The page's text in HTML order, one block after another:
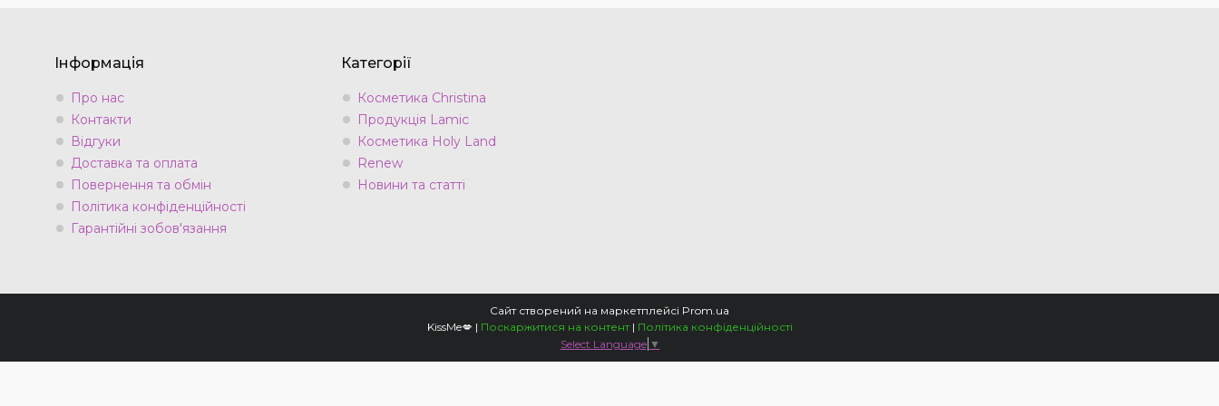
Інформація
Про нас
Контакти
Відгуки
Доставка та оплата
Повернення та обмін
Політика конфіденційності
Гарантійні зобов'язання
Категорії
Косметика Christina
Продукція Lamic
Косметика Holy Land
Renew
Новини та статті
Сайт створений на маркетплейсі Prom.ua
KissMe💋 | Поскаржитися на контент | Політика конфіденційності
Select Language ▼